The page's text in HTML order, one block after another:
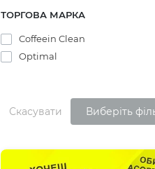
ТОРГОВА МАРКА
Coffeein Clean
Optimal
Скасувати Виберіть